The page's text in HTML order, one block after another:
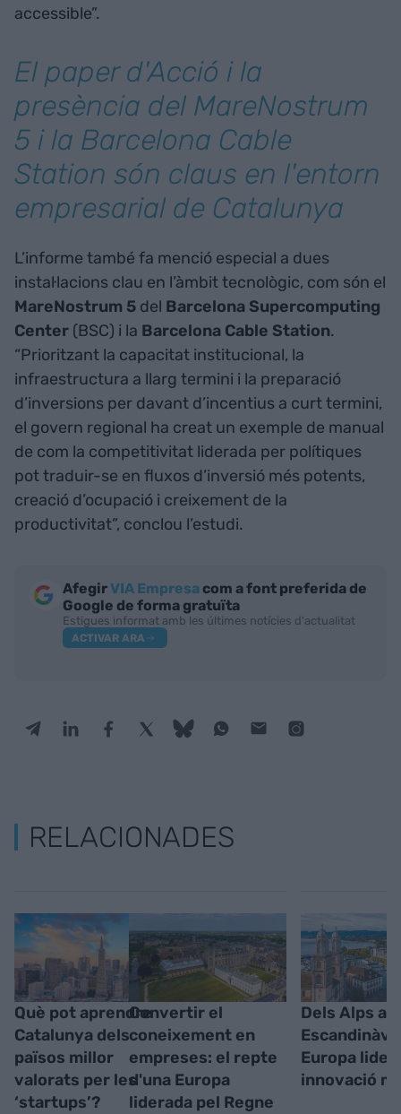
accessible”.
El paper d'Acció i la
presència del MareNostrum
5 i la Barcelona Cable
Station són claus en l'entorn
empresarial de Catalunya
L’informe també fa menció especial a dues
instal·lacions clau en l’àmbit tecnològic, com són el
MareNostrum 5 del Barcelona Supercomputing
Center (BSC) i la Barcelona Cable Station.
“Prioritzant la capacitat institucional, la
infraestructura a llarg termini i la preparació
d’inversions per davant d’incentius a curt termini,
el govern regional ha creat un exemple de manual
de com la competitivitat liderada per polítiques
pot traduir-se en fluxos d’inversió més potents,
creació d’ocupació i creixement de la
productivitat”, conclou l’estudi.
AfegirVIA Empresa com a font preferida de
Google de forma gratuïta
Estigues informat amb les últimes notícies d'actualitat
ACTIVAR ARA
RELACIONADES
Què pot aprendre
Catalunya dels
països millor
valorats per les
‘startups’?
Convertir el
coneixement en
empreses: el repte
d'una Europa
liderada pel Regne
Dels Alps a
Europa
innovació